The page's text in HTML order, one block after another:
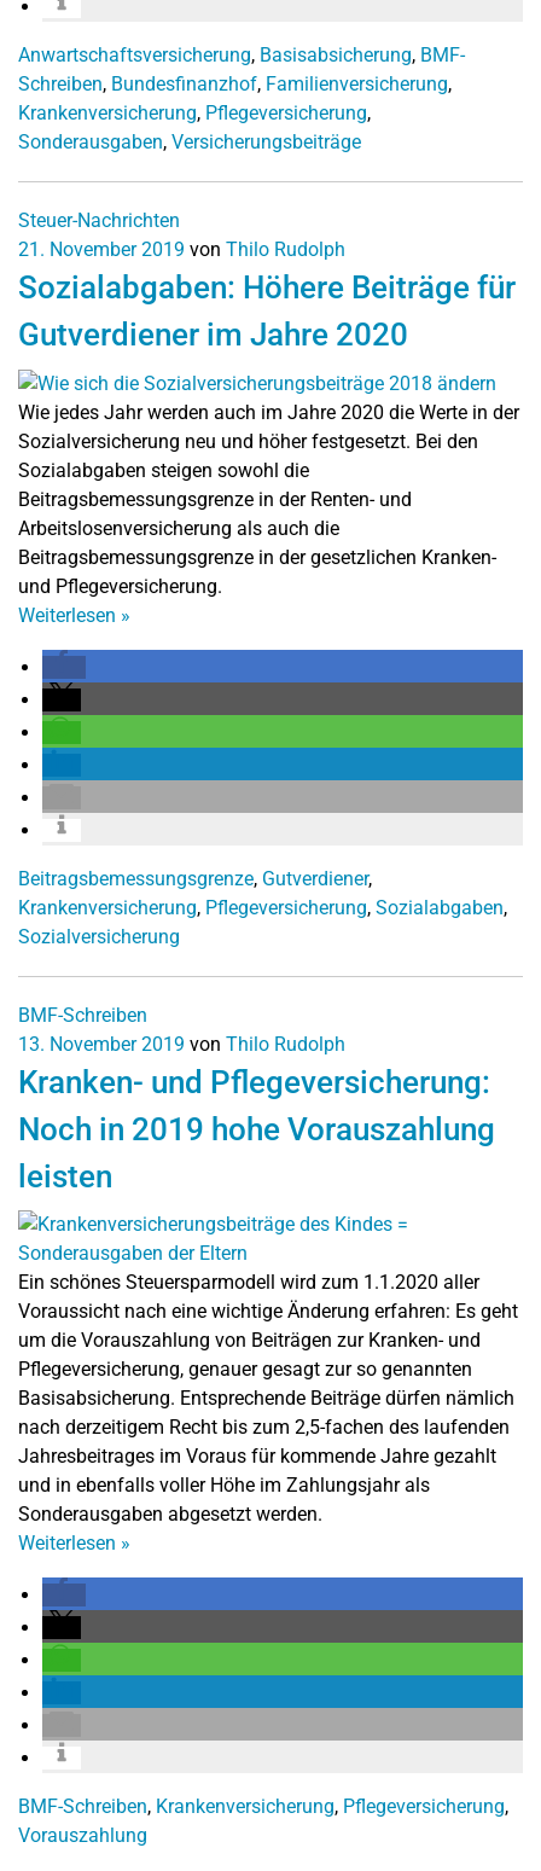
Anwartschaftsversicherung, Basisabsicherung, BMF-
Schreiben, Bundesfinanzhof, Familienversicherung,
Krankenversicherung, Pflegeversicherung,
Sonderausgaben, Versicherungsbeiträge
Steuer-Nachrichten
21. November 2019 von Thilo Rudolph
Sozialabgaben: Höhere Beiträge für
Gutverdiener im Jahre 2020
Wie jedes Jahr werden auch im Jahre 2020 die Werte in der
Sozialversicherung neu und höher festgesetzt. Bei den
Sozialabgaben steigen sowohl die
Beitragsbemessungsgrenze in der Renten- und
Arbeitslosenversicherung als auch die
Beitragsbemessungsgrenze in der gesetzlichen Kranken-
und Pflegeversicherung.
Weiterlesen »
Beitragsbemessungsgrenze, Gutverdiener,
Krankenversicherung, Pflegeversicherung, Sozialabgaben,
Sozialversicherung
BMF-Schreiben
13. November 2019 von Thilo Rudolph
Kranken- und Pflegeversicherung:
Noch in 2019 hohe Vorauszahlung
leisten
Ein schönes Steuersparmodell wird zum 1.1.2020 aller
Voraussicht nach eine wichtige Änderung erfahren: Es geht
um die Vorauszahlung von Beiträgen zur Kranken- und
Pflegeversicherung, genauer gesagt zur so genannten
Basisabsicherung. Entsprechende Beiträge dürfen nämlich
nach derzeitigem Recht bis zum 2,5-fachen des laufenden
Jahresbeitrages im Voraus für kommende Jahre gezahlt
und in ebenfalls voller Höhe im Zahlungsjahr als
Sonderausgaben abgesetzt werden.
Weiterlesen »
BMF-Schreiben, Krankenversicherung, Pflegeversicherung,
Vorauszahlung